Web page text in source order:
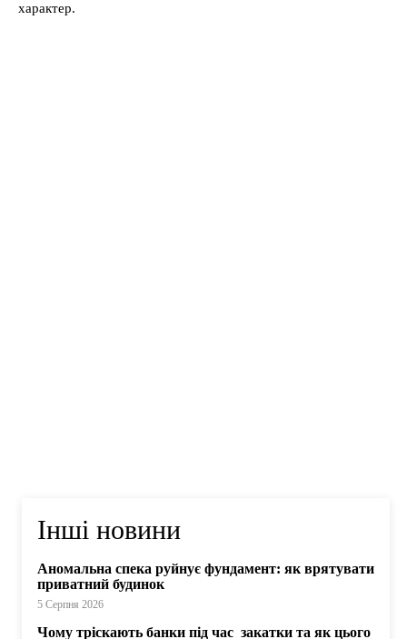
характер.
Інші новини
Аномальна спека руйнує фундамент: як врятувати
приватний будинок
5 Серпня 2026
Чому тріскають банки під час закатки та як цього